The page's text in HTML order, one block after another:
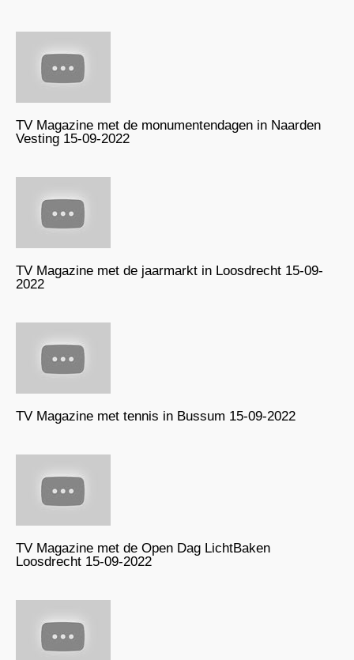
TV Magazine met de monumentendagen in Naarden
Vesting 15-09-2022
TV Magazine met de jaarmarkt in Loosdrecht 15-09-
2022
TV Magazine met tennis in Bussum 15-09-2022
TV Magazine met de Open Dag LichtBaken
Loosdrecht 15-09-2022